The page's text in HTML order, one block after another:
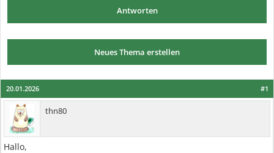
Antworten
Neues Thema erstellen
#1
20.01.2026
thn80
Hallo,